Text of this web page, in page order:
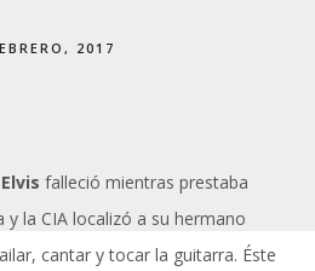
2017
Elvis falleció mientras prestaba
y la CIA localizó a su hermano
cantar y tocar la guitarra. Éste